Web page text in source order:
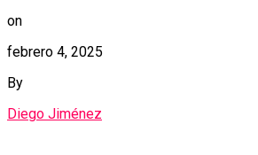
on
febrero 4, 2025
By
Diego Jiménez